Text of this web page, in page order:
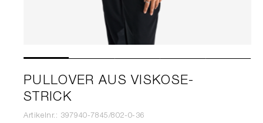
PULLOVER AUS VISKOSE-
STRICK
Artikelnr.: 397940-7845/802-0-36